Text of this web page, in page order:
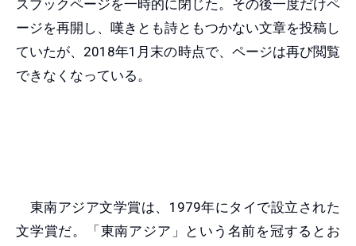
スブックページを一時的に閉じた。その後一度だけペ
ージを再開し、嘆きとも詩ともつかない文章を投稿し
ていたが、2018年1月末の時点で、ページは再び閲覧
できなくなっている。
東南アジア文学賞は、1979年にタイで設立された
文学賞だ。「東南アジア」という名前を冠するとお